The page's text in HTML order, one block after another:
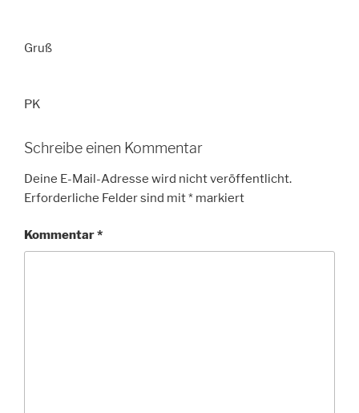
Gruß
PK
Schreibe einen Kommentar
Deine E-Mail-Adresse wird nicht veröffentlicht.
Erforderliche Felder sind mit* markiert
Kommentar*